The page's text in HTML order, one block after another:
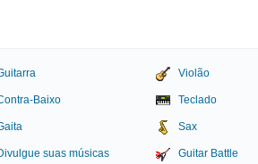
Violão
Baixo Teclado
Sax
suas músicas Guitar Battle